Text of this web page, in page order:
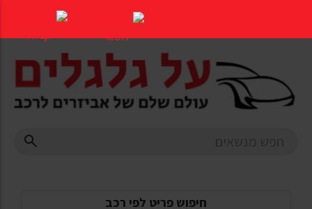
העמוד
חיפוש פריט לפי רכב